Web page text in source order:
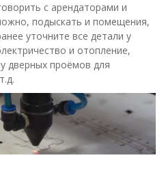
с арендаторами и
подыскать и помещения,
уточните все детали у
и отопление,
дверных проёмов для